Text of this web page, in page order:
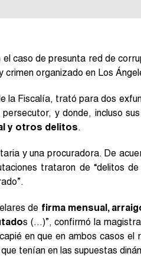
caso de presunta red de
organizado en Los
la Fiscalía, trató para dos
y donde, incluso
y otros delitos.
y una procuradora. De
trataron de “delitos
de firma mensual,
s (…)”, confirmó la
en que en ambos casos el
tenían en las supuestas